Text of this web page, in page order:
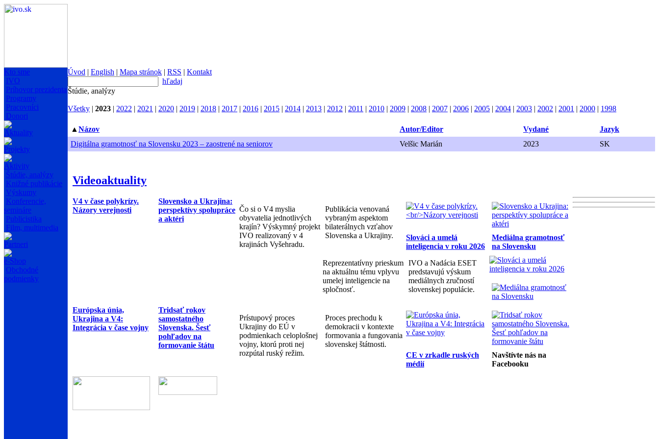
Kto sme
IVO
Príhovor prezidenta
Programy
Pracovníci
Donori
Aktuality
Projekty
Aktivity
Štúdie, analýzy
Knižné publikácie
Výskumy
Konferencie,
semináre
Publicistika
Film, multimedia
Partneri
e-Shop
Obchodné
podmienky
Úvod | English | Mapa stránok | RSS | Kontakt
hľadaj
Štúdie, analýzy
Všetky | 2023 | 2022 | 2021 | 2020 | 2019 | 2018 | 2017 | 2016 | 2015 | 2014 | 2013 | 2012 | 2011 | 2010 | 2009 | 2008 | 2007 | 2006 | 2005 | 2004 | 2003 | 2002 | 2001 | 2000 | 1998
▲ Názov Autor/Editor Vydané
Jazyk
Digitálna gramotnosť na Slovensku 2023 – zaostrené na seniorov
Velšic Marián 2023 SK
Videoaktuality
V4 v čase polykrízy.
Názory verejnosti
Slovensko a Ukrajina:
perspektívy spolupráce
a aktéri
Čo si o V4 myslia
obyvatelia jednotlivých
krajín? Výskymný projekt
IVO realizovaný v 4
krajinách Vyšehradu.
Publikácia venovaná
vybraným aspektom
bilaterálnych vzťahov
Slovenska a Ukrajiny.
Slováci a umelá
inteligencia v roku 2026
Mediálna gramotnosť
na Slovensku
Reprezentatívny prieskum
na aktuálnu tému vplyvu
umelej inteligencie na
spločnosť.
IVO a Nadácia ESET
predstavujú výskum
mediálnych zručností
slovenskej populácie.
Európska únia,
Ukrajina a V4:
Integrácia v čase vojny
Tridsať rokov
samostatného
Slovenska. Šesť
pohľadov na
formovanie štátu
Prístupový proces
Ukrajiny do EÚ v
podmienkach celoplošnej
vojny, ktorú proti nej
rozpútal ruský režim.
Proces prechodu k
demokracii v kontexte
formovania a fungovania
slovenskej štátnosti.
CE v zrkadle ruských
médií
Navštívte nás na
Facebooku